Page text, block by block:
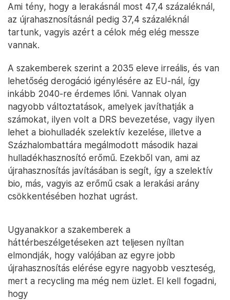
Ami tény, hogy a lerakásnál most 47,4 százaléknál,
az újrahasznosításnál pedig 37,4 százaléknál
tartunk, vagyis azért a célok még elég messze
vannak.
A szakemberek szerint a 2035 eleve irreális, és van
lehetőség derogáció igénylésére az EU-nál, így
inkább 2040-re érdemes lőni. Vannak olyan
nagyobb változtatások, amelyek javíthatják a
számokat, ilyen volt a DRS bevezetése, vagy ilyen
lehet a biohulladék szelektív kezelése, illetve a
Százhalombattára megálmodott második hazai
hulladékhasznosító erőmű. Ezekből van, ami az
újrahasznosítás javításában is segít, így a szelektív
bio, más, vagyis az erőmű csak a lerakási arány
csökkentésében hozhat ugrást.
Ugyanakkor a szakemberek a
háttérbeszélgetéseken azt teljesen nyíltan
elmondják, hogy valójában az egyre jobb
újrahasznosítás elérése egyre nagyobb veszteség,
mert a recycling ma még nem üzlet. El kell fogadni,
hogy